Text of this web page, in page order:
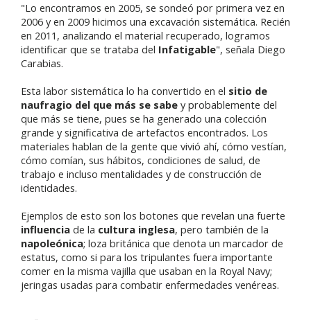
"Lo encontramos en 2005, se sondeó por primera vez en
2006 y en 2009 hicimos una excavación sistemática. Recién
en 2011, analizando el material recuperado, logramos
identificar que se trataba del Infatigable", señala Diego
Carabias.
Esta labor sistemática lo ha convertido en el sitio de
naufragio del que más se sabe y probablemente del
que más se tiene, pues se ha generado una colección
grande y significativa de artefactos encontrados. Los
materiales hablan de la gente que vivió ahí, cómo vestían,
cómo comían, sus hábitos, condiciones de salud, de
trabajo e incluso mentalidades y de construcción de
identidades.
Ejemplos de esto son los botones que revelan una fuerte
influencia de la cultura inglesa, pero también de la
napoleónica; loza británica que denota un marcador de
estatus, como si para los tripulantes fuera importante
comer en la misma vajilla que usaban en la Royal Navy;
jeringas usadas para combatir enfermedades venéreas.